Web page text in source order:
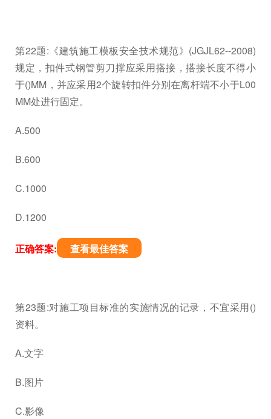
第22题:《建筑施工模板安全技术规范》(JGJL62--2008)
规定，扣件式钢管剪刀撑应采用搭接，搭接长度不得小
于()MM，并应采用2个旋转扣件分别在离杆端不小于L00
MM处进行固定。
A.500
B.600
C.1000
D.1200
正确答案: 查看最佳答案
第23题:对施工项目标准的实施情况的记录，不宜采用()
资料。
A.文字
B.图片
C.影像